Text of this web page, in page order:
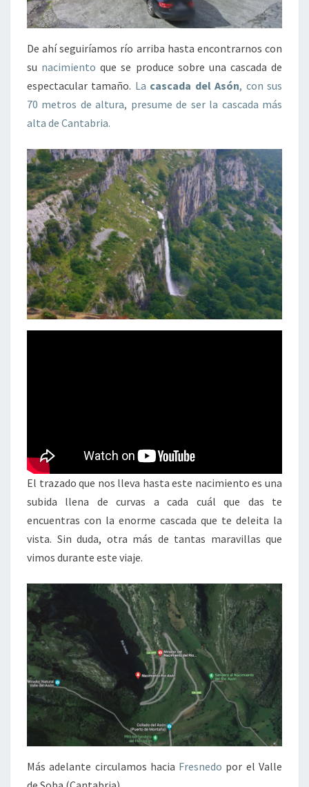
De ahí seguiríamos río arriba hasta encontrarnos con
su nacimiento que se produce sobre una cascada de
espectacular tamaño. La cascada del Asón, con sus
70 metros de altura, presume de ser la cascada más
alta de Cantabria.
El trazado que nos lleva hasta este nacimiento es una
subida llena de curvas a cada cuál que das te
encuentras con la enorme cascada que te deleita la
vista. Sin duda, otra más de tantas maravillas que
vimos durante este viaje.
Más adelante circulamos hacia Fresnedo por el Valle